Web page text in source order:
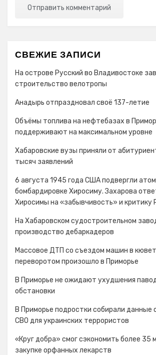
СВЕЖИЕ ЗАПИСИ
На острове Русский во Владивостоке
строительство велотропы
Анадырь отпраздновал своё 137-летие
Объёмы топлива на нефтебазах в
поддерживают на максимальном уровне
Хабаровские вузы приняли от
тысяч заявлений
6 августа 1945 года США подвергли
бомбардировке Хиросиму. Захарова
Хиросимы на «забывчивость» и критику
На Хабаровском судостроительном
производство дебаркадеров
Массовое ДТП со съездом машин в
переворотом произошло в Приморье
В Приморье не ожидают ухудшения
обстановки
В Приморье подростки собирали данные
СВО для украинских террористов
«Круг добра» смог сэкономить более 35
закупке орфанных лекарств